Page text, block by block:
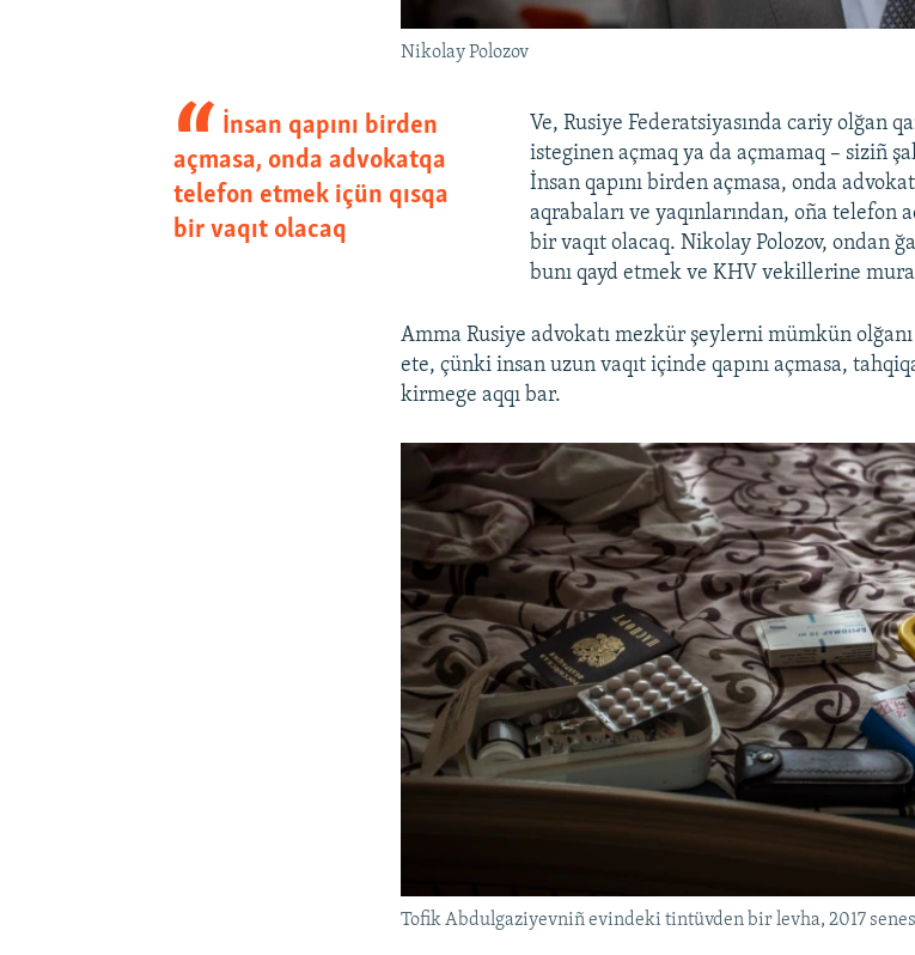
Nikolay Polozov
İnsan qapını birden
açmasa, onda advokatqa
telefon etmek içün qısqa
bir vaqıt olacaq
Ve, Rusiye Federatsiyasında cariy olğan
isteginen açmaq ya da açmamaq – siziñ
İnsan qapını birden açmasa, onda
aqrabaları ve yaqınlarından, oña telefon
bir vaqıt olacaq. Nikolay Polozov, ondan
bunı qayd etmek ve KHV vekillerine
Amma Rusiye advokatı mezkür şeylerni mümkün
ete, çünki insan uzun vaqıt içinde qapını açmasa,
kirmege aqqı bar.
Tofik Abdulgaziyevniñ evindeki tintüvden bir levha, 2017